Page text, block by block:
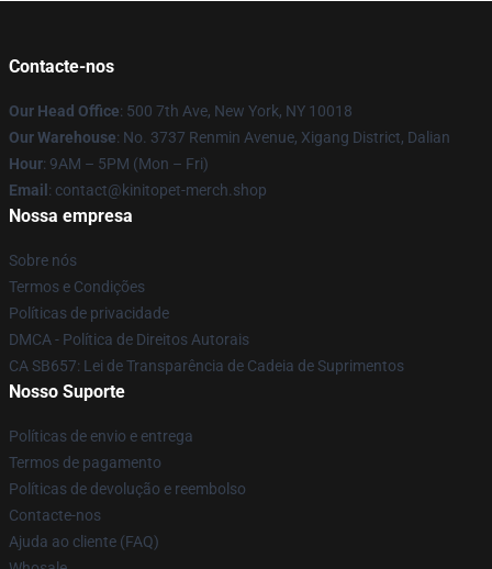
Contacte-nos
Our Head Office: 500 7th Ave, New York, NY 10018
Our Warehouse: No. 3737 Renmin Avenue, Xigang District, Dalian
Hour: 9AM – 5PM (Mon – Fri)
Email : contact@kinitopet-merch.shop
Nossa empresa
Sobre nós
Termos e Condições
Políticas de privacidade
DMCA - Política de Direitos Autorais
CA SB657: Lei de Transparência de Cadeia de Suprimentos
Nosso Suporte
Políticas de envio e entrega
Termos de pagamento
Políticas de devolução e reembolso
Contacte-nos
Ajuda ao cliente (FAQ)